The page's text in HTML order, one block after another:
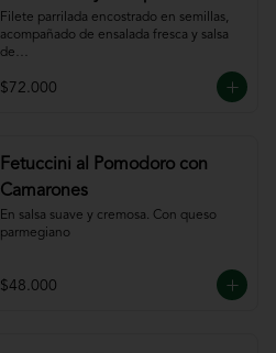
salsa de ajillo
Filete parrilada encostrado en semillas,
acompañado de ensalada fresca y salsa
de
$72.000
Fetuccini al Pomodoro con
Camarones
En salsa suave y cremosa. Con queso
parmegiano
$48.000